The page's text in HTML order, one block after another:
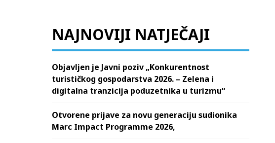
NAJNOVIJI NATJEČAJI
Objavljen je Javni poziv „Konkurentnost
turističkog gospodarstva 2026. – Zelena i
digitalna tranzicija poduzetnika u turizmu“
Otvorene prijave za novu generaciju sudionika
Marc Impact Programme 2026,